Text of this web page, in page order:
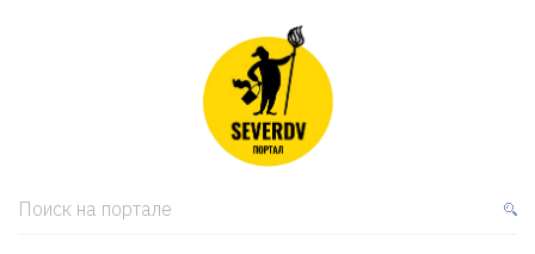
Поиск на портале